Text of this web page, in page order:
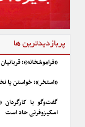
پربازدیدترین ها
«فراموشخانه»؛
«استخر»؛ خواستن یا
گفت‌وگو با کارگردان
اسکیزوفرنی حاد است